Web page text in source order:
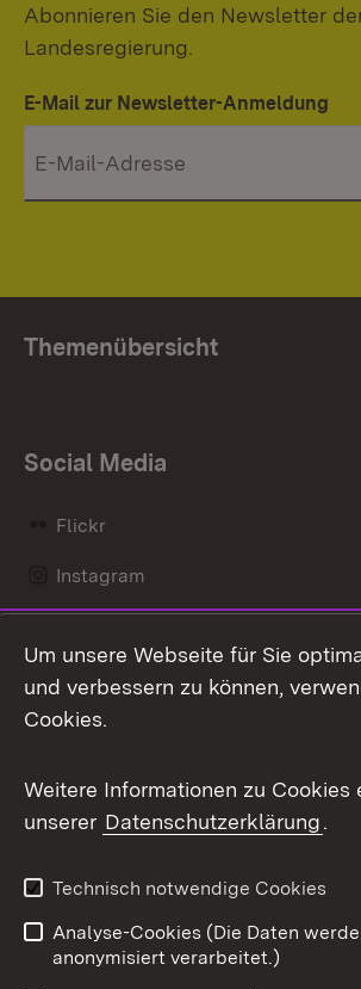
Abonnieren Sie den Newsletter
Landesregierung.
E-Mail zur Newsletter-Anmeldung
Themenübersicht
Social Media
Flickr
Instagram
Mastodon
Messenger
Social Wall
X / Twitter
Youtube
Um unsere Webseite für Sie
und verbessern zu können,
Cookies.
Weitere Informationen zu Cookies
unserer Datenschutzerklärung.
Technisch notwendige Cookies
Analyse-Cookies (Die Daten
anonymisiert verarbeitet.)